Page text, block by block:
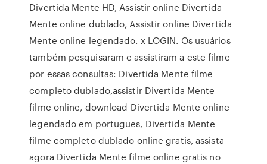
Divertida Mente HD, Assistir online Divertida
Mente online dublado, Assistir online Divertida
Mente online legendado. x LOGIN. Os usuários
também pesquisaram e assistiram a este filme
por essas consultas: Divertida Mente filme
completo dublado,assistir Divertida Mente
filme online, download Divertida Mente online
legendado em portugues, Divertida Mente
filme completo dublado online gratis, assista
agora Divertida Mente filme online gratis no